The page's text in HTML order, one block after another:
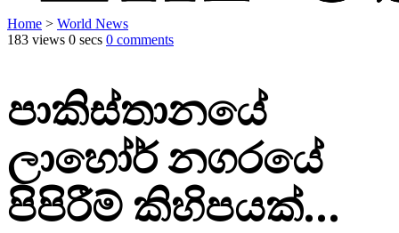
Home > World News
183 views 0 secs 0 comments
පාකිස්තානයේ
ලාහෝර් නගරයේ
පිපිරීම් කිහිපයක්…